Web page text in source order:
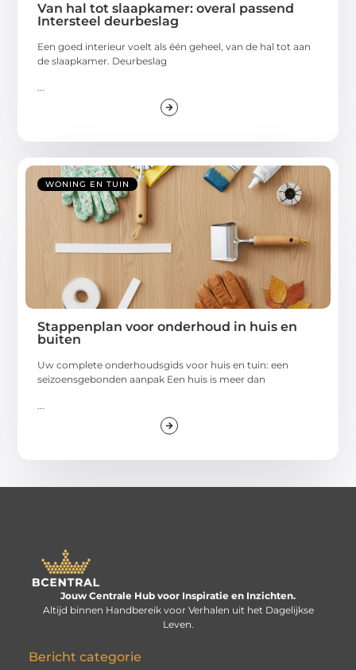
Van hal tot slaapkamer: overal passend
Intersteel deurbeslag
Een goed interieur voelt als één geheel, van de hal tot aan
de slaapkamer. Deurbeslag
WONING EN TUIN
Stappenplan voor onderhoud in huis en
buiten
Uw complete onderhoudsgids voor huis en tuin: een
seizoensgebonden aanpak Een huis is meer dan
Jouw Centrale Hub voor Inspiratie en Inzichten.
Altijd binnen Handbereik voor Verhalen uit het Dagelijkse
Leven.
Bericht categorie